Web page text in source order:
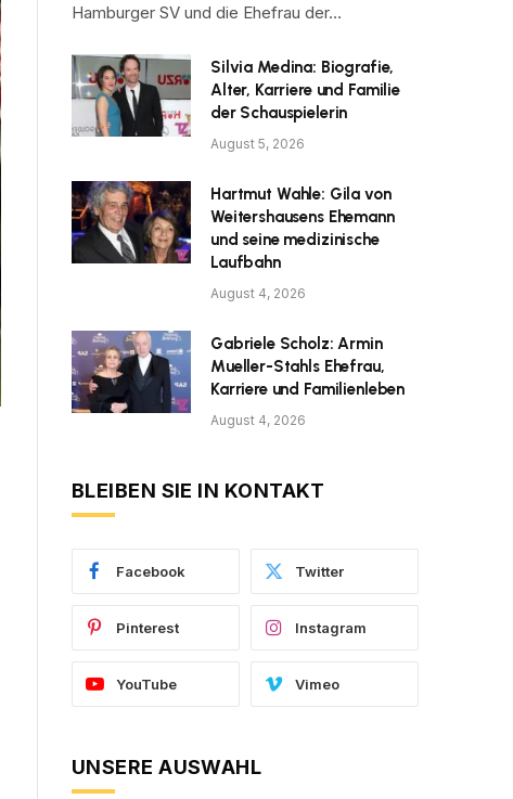
Hamburger SV und die Ehefrau der…
Silvia Medina: Biografie,
Alter, Karriere und Familie
der Schauspielerin
August 5, 2026
Hartmut Wahle: Gila von
Weitershausens Ehemann
und seine medizinische
Laufbahn
August 4, 2026
Gabriele Scholz: Armin
Mueller-Stahls Ehefrau,
Karriere und Familienleben
August 4, 2026
BLEIBEN SIE IN KONTAKT
Facebook Twitter
Pinterest Instagram
YouTube Vimeo
UNSERE AUSWAHL